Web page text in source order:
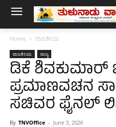
Home ರಾಜಕೀಯ
ರಾಜಕೀಯ ರಾಜ್ಯ
ಡಿಕೆ ಶಿವಕುಮಾರ್
ಪ್ರಮಾಣವಚನ
ಸಚಿವರ ಫೈನಲ್
By TNVOffice - June 3, 2026